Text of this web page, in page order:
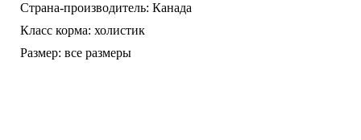
Страна-производитель: Канада
Класс корма: холистик
Размер: все размеры